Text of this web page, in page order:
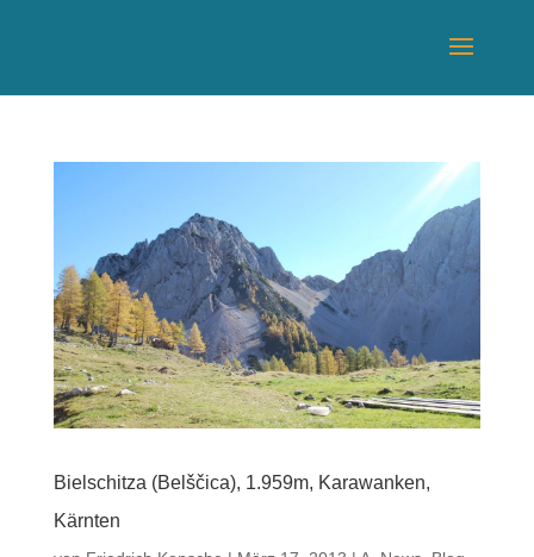
Bielschitza (Belščica), 1.959m, Karawanken,
Kärnten